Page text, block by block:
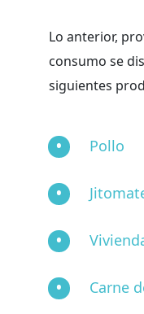
Lo anterior,
consumo se
siguientes
Pollo
Carne